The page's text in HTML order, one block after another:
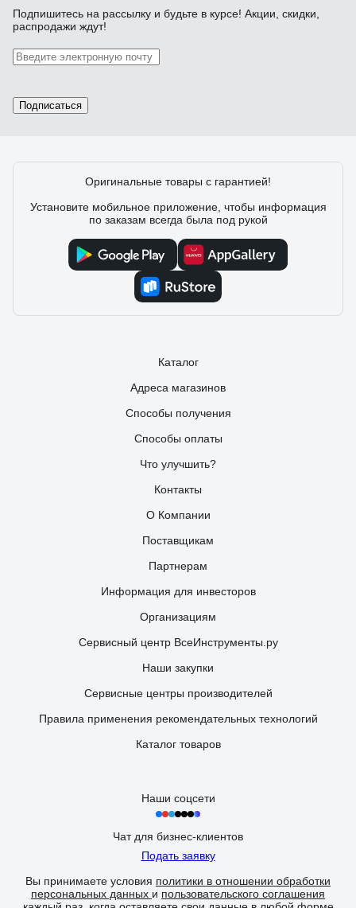
Подпишитесь на рассылку и будьте в курсе! Акции, скидки,
распродажи ждут!
Подписаться
Оригинальные товары с гарантией!
Установите мобильное приложение, чтобы информация
по заказам всегда была под рукой
Каталог
Адреса магазинов
Способы получения
Способы оплаты
Что улучшить?
Контакты
О Компании
Поставщикам
Партнерам
Информация для инвесторов
Организациям
Сервисный центр ВсеИнструменты.ру
Наши закупки
Сервисные центры производителей
Правила применения рекомендательных технологий
Каталог товаров
Наши соцсети
Чат для бизнес-клиентов
Подать заявку
Вы принимаете условия политики в отношении обработки
персональных данных и пользовательского соглашения